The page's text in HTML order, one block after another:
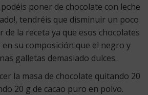
poner de chocolate con leche
tendréis que disminuir un poco
de la receta ya que esos chocolates
en su composición que el negro y
galletas demasiado dulces.
la masa de chocolate quitando 20
20 g de cacao puro en polvo.